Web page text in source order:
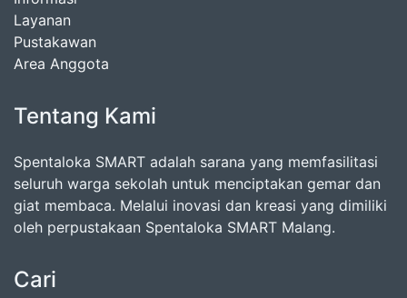
Layanan
Pustakawan
Area Anggota
Tentang Kami
Spentaloka SMART adalah sarana yang memfasilitasi
seluruh warga sekolah untuk menciptakan gemar dan
giat membaca. Melalui inovasi dan kreasi yang dimiliki
oleh perpustakaan Spentaloka SMART Malang.
Cari